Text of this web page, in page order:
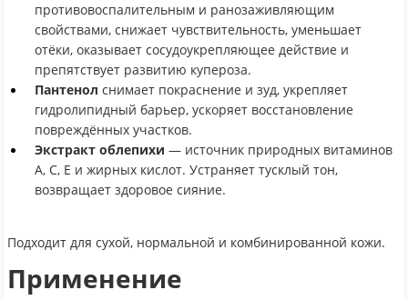
противовоспалительным и ранозаживляющим
свойствами, снижает чувствительность, уменьшает
отёки, оказывает сосудоукрепляющее действие и
препятствует развитию купероза.
Пантенол снимает покраснение и зуд, укрепляет
гидролипидный барьер, ускоряет восстановление
повреждённых участков.
Экстракт облепихи — источник природных витаминов
A, C, E и жирных кислот. Устраняет тусклый тон,
возвращает здоровое сияние.
Подходит для сухой, нормальной и комбинированной кожи.
Применение